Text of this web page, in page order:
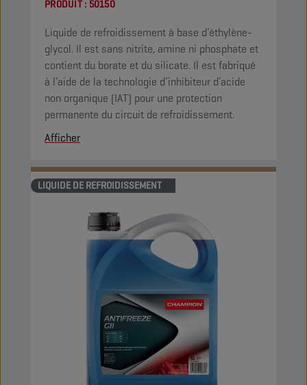
PRODUIT : 50150
Liquide de refroidissement à base d’éthylène-
glycol. Il est sans nitrite, amine ni phosphate et
contient du borate et du silicate. Il est fabriqué
à l’aide de la technologie d’inhibiteur d’acide
non organique (IAT) pour une protection
permanente du circuit de refroidissement.
Afficher
LIQUIDE DE REFROIDISSEMENT